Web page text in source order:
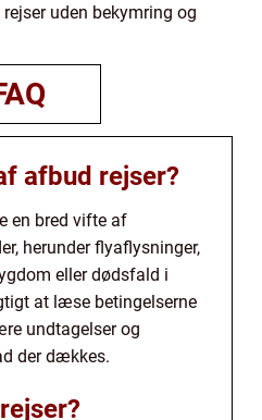
uden bekymring og
afbud rejser?
en bred vifte af
herunder flyaflysninger,
eller dødsfald i
at læse betingelserne
undtagelser og
der dækkes.